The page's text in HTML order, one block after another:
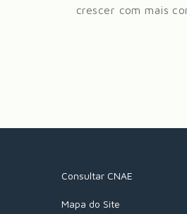
crescer com mais
Consultar CNAE
Mapa do Site